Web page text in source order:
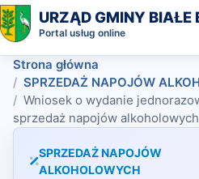
URZĄD GMINY BIAŁE
Portal usług online
Strona główna
SPRZEDAŻ NAPOJÓW
Wniosek o wydanie
sprzedaż napojów alkoholowych
SPRZEDAŻ NAPOJÓW
ALKOHOLOWYCH